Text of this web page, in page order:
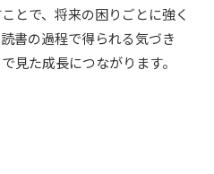
とで、将来の困りごとに強く
書の過程で得られる気づき
見た成長につながります。